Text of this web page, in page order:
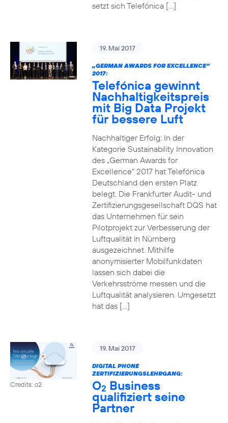
setzt sich Telefónica […]
19. Mai 2017
„GERMAN AWARDS FOR EXCELLENCE“
2017:
Telefónica gewinnt
Nachhaltigkeitspreis
mit Big Data Projekt
für bessere Luft
Nachhaltiger Erfolg: In der
Kategorie Sustainability Innovation
des „German Awards for
Excellence“ 2017 hat Telefónica
Deutschland den ersten Platz
belegt. Die Frankfurter Audit- und
Zertifizierungsgesellschaft DQS hat
das Unternehmen für sein
Pilotprojekt zur Verbesserung der
Luftqualität in Nürnberg
ausgezeichnet. Mithilfe
anonymisierter Mobilfunkdaten
lassen sich dabei die
Verkehrsströme messen und die
Luftqualität analysieren. Umgesetzt
hat das […]
Credits: o2
19. Mai 2017
DIGITAL PHONE
ZERTIFIZIERUNGSLEHRGANG:
O2 Business
qualifiziert seine
Partner